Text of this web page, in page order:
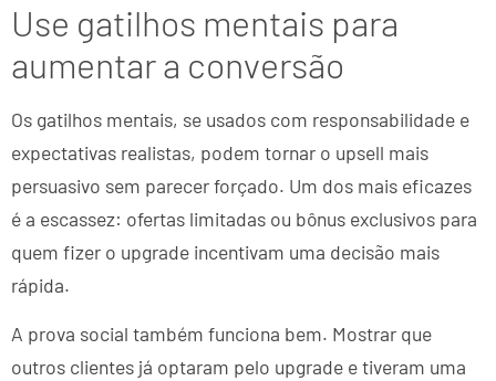
Use gatilhos mentais para
aumentar a conversão
Os gatilhos mentais, se usados com responsabilidade e
expectativas realistas, podem tornar o upsell mais
persuasivo sem parecer forçado. Um dos mais eficazes
é a escassez: ofertas limitadas ou bônus exclusivos para
quem fizer o upgrade incentivam uma decisão mais
rápida.
A prova social também funciona bem. Mostrar que
outros clientes já optaram pelo upgrade e tiveram uma